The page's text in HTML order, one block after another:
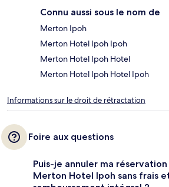
Connu aussi sous le nom de
Merton Ipoh
Merton Hotel Ipoh Ipoh
Merton Hotel Ipoh Hotel
Merton Hotel Ipoh Hotel Ipoh
Informations sur le droit de rétractation
Foire aux questions
Puis-je annuler ma
Merton Hotel Ipoh sans frais